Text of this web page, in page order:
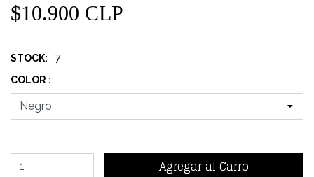
$10.900 CLP
STOCK: 7
COLOR :